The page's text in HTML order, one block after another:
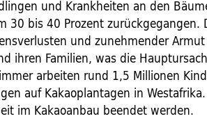
und Krankheiten an den
30 bis 40 Prozent
und zunehmender
ihren Familien, was die
arbeiten rund 1,5 Millionen
auf Kakaoplantagen in
im Kakaoanbau beendet werden.